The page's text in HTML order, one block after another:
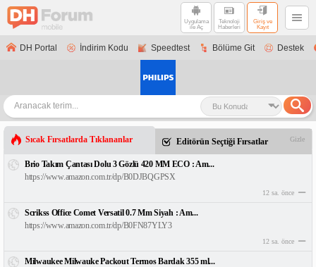
Uygulama
ile Aç
Teknoloji
Haberleri
Giriş ve
Kayıt
DH Portal İndirim Kodu Speedtest Bölüme Git Destek
Sıcak Fırsatlarda Tıklananlar Editörün Seçtiği Fırsatlar Gizle
Brio Takım Çantası Dolu 3 Gözlü 420 MM ECO : Am...
https://www.amazon.com.tr/dp/B0DJBQGPSX
12 sa. önce
Scrikss Office Comet Versatil 0.7 Mm Siyah : Am...
https://www.amazon.com.tr/dp/B0FN87YLY3
12 sa. önce
Milwaukee Milwauke Packout Termos Bardak 355 ml...